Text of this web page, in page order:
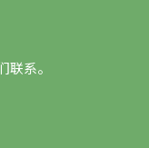
系。